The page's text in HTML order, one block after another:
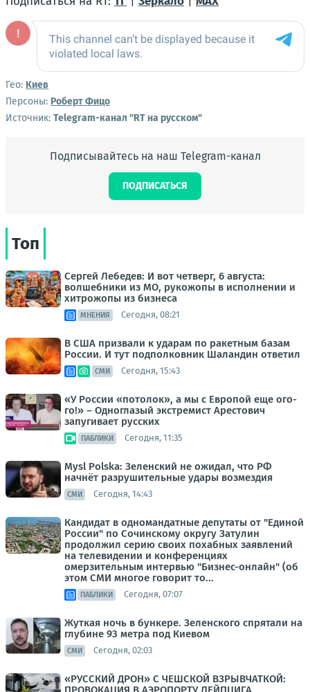
Гео: Киев
Персоны: Роберт Фицо
Источник: Telegram-канал "RT на русском"
Подписывайтесь на наш Telegram-канал
ПОДПИСАТЬСЯ
Топ
Сергей Лебедев: И вот четверг, 6 августа:
волшебники из МО, рукожопы в исполнении и
хитрожопы из бизнеса
МНЕНИЯ Сегодня, 08:21
В США призвали к ударам по ракетным базам
России. И тут подполковник Шаландин ответил
СМИ Сегодня, 15:43
«У России «потолок», а мы с Европой еще ого-
го!» – Одноглазый экстремист Арестович
запугивает русских
ПАБЛИКИ Сегодня, 11:35
Mysl Polska: Зеленский не ожидал, что РФ
начнёт разрушительные удары возмездия
СМИ Сегодня, 14:43
Кандидат в одномандатные депутаты от "Единой
России" по Сочинскому округу Затулин
продолжил серию своих похабных заявлений
на телевидении и конференциях
омерзительным интервью "Бизнес-онлайн" (об
этом СМИ многое говорит то...
ПАБЛИКИ Сегодня, 07:07
Жуткая ночь в бункере. Зеленского спрятали на
глубине 93 метра под Киевом
СМИ Сегодня, 02:03
«РУССКИЙ ДРОН» С ЧЕШСКОЙ ВЗРЫВЧАТКОЙ: